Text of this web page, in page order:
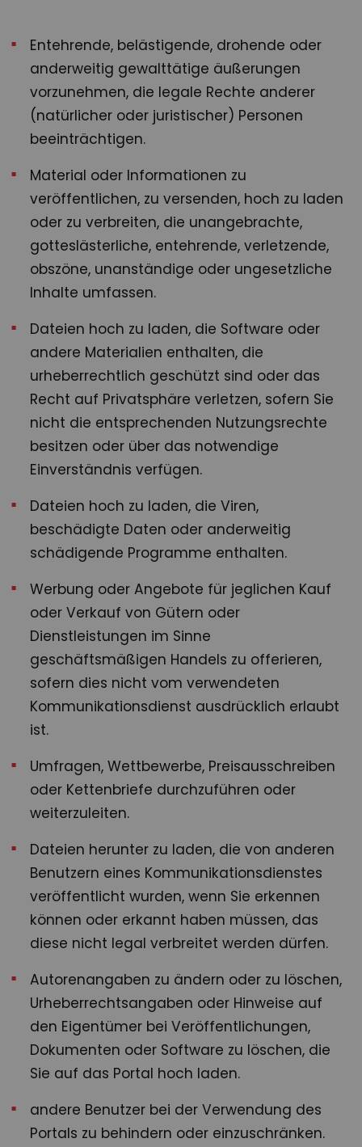
Entehrende, belästigende, drohende oder
anderweitig gewalttätige äußerungen
vorzunehmen, die legale Rechte anderer
(natürlicher oder juristischer) Personen
beeinträchtigen.
Material oder Informationen zu
veröffentlichen, zu versenden, hoch zu laden
oder zu verbreiten, die unangebrachte,
gotteslästerliche, entehrende, verletzende,
obszöne, unanständige oder ungesetzliche
Inhalte umfassen.
Dateien hoch zu laden, die Software oder
andere Materialien enthalten, die
urheberrechtlich geschützt sind oder das
Recht auf Privatsphäre verletzen, sofern Sie
nicht die entsprechenden Nutzungsrechte
besitzen oder über das notwendige
Einverständnis verfügen.
Dateien hoch zu laden, die Viren,
beschädigte Daten oder anderweitig
schädigende Programme enthalten.
Werbung oder Angebote für jeglichen Kauf
oder Verkauf von Gütern oder
Dienstleistungen im Sinne
geschäftsmäßigen Handels zu offerieren,
sofern dies nicht vom verwendeten
Kommunikationsdienst ausdrücklich erlaubt
ist.
Umfragen, Wettbewerbe, Preisausschreiben
oder Kettenbriefe durchzuführen oder
weiterzuleiten.
Dateien herunter zu laden, die von anderen
Benutzern eines Kommunikationsdienstes
veröffentlicht wurden, wenn Sie erkennen
können oder erkannt haben müssen, das
diese nicht legal verbreitet werden dürfen.
Autorenangaben zu ändern oder zu löschen,
Urheberrechtsangaben oder Hinweise auf
den Eigentümer bei Veröffentlichungen,
Dokumenten oder Software zu löschen, die
Sie auf das Portal hoch laden.
andere Benutzer bei der Verwendung des
Portals zu behindern oder einzuschränken.